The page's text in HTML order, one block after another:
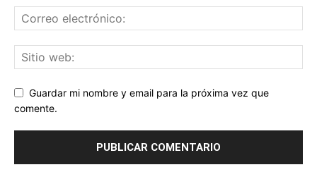
Guardar mi nombre y email para la próxima vez que
comente.